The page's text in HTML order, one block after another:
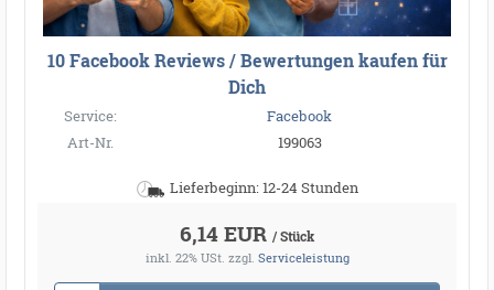
10 Facebook Reviews / Bewertungen kaufen für
Dich
Service:
Facebook
Art-Nr.
199063
Lieferbeginn: 12-24 Stunden
6,14 EUR / Stück
inkl. 22% USt. zzgl. Serviceleistung